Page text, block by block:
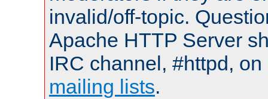
invalid/off-topic.
Apache HTTP Server
IRC channel, #httpd,
mailing lists.